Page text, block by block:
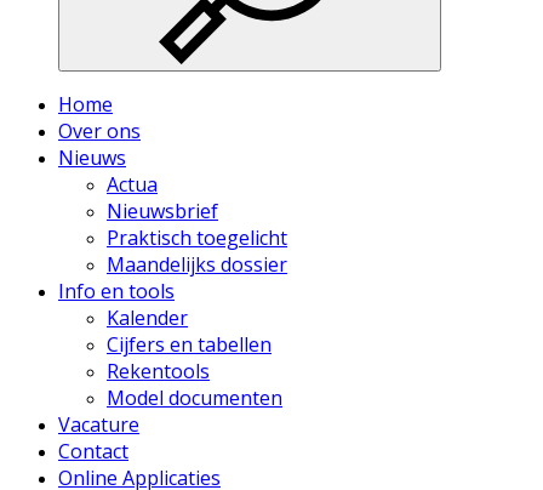
Home
Over ons
Nieuws
Actua
Nieuwsbrief
Praktisch toegelicht
Maandelijks dossier
Info en tools
Kalender
Cijfers en tabellen
Rekentools
Model documenten
Vacature
Contact
Online Applicaties